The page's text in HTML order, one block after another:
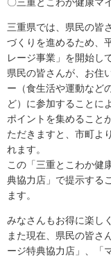
三重県では、県民の皆
づくりを進めるため、
レージ事業」を開始し
県民の皆さんが、お住
ー（食生活や運動など
ど）に参加することに
ポイントを集めること
ただきますと、市町よ
れます。
この「三重とこわか健
典協力店」で提示する
ます。
みなさんもお得に楽し
また現在、県民の皆さ
ージ特典協力店」、「